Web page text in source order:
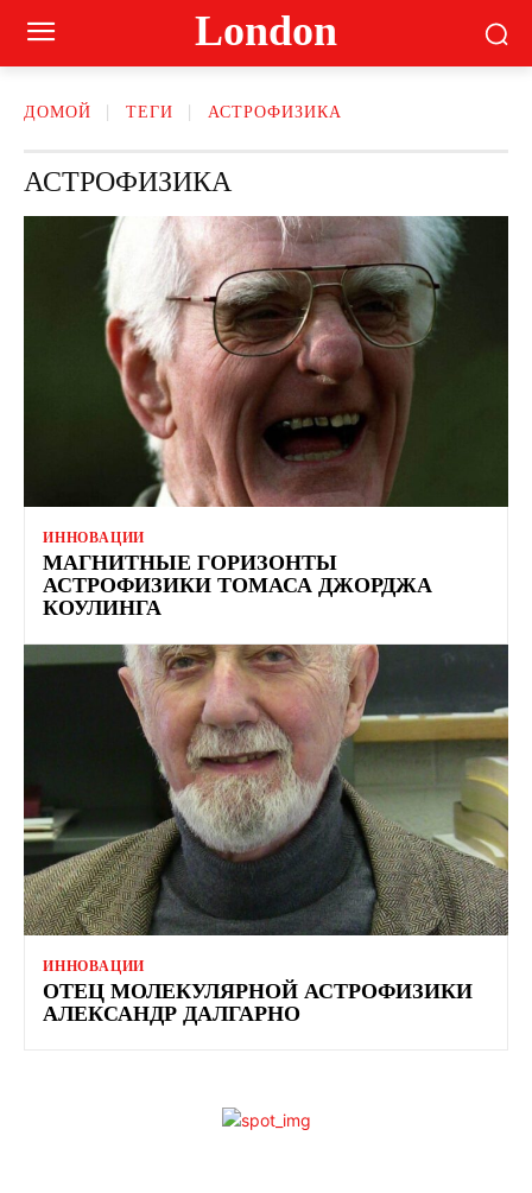
London
ДОМОЙ ТЕГИ АСТРОФИЗИКА
АСТРОФИЗИКА
ИННОВАЦИИ
МАГНИТНЫЕ ГОРИЗОНТЫ
АСТРОФИЗИКИ ТОМАСА ДЖОРДЖА
КОУЛИНГА
ИННОВАЦИИ
ОТЕЦ МОЛЕКУЛЯРНОЙ АСТРОФИЗИКИ
АЛЕКСАНДР ДАЛГАРНО